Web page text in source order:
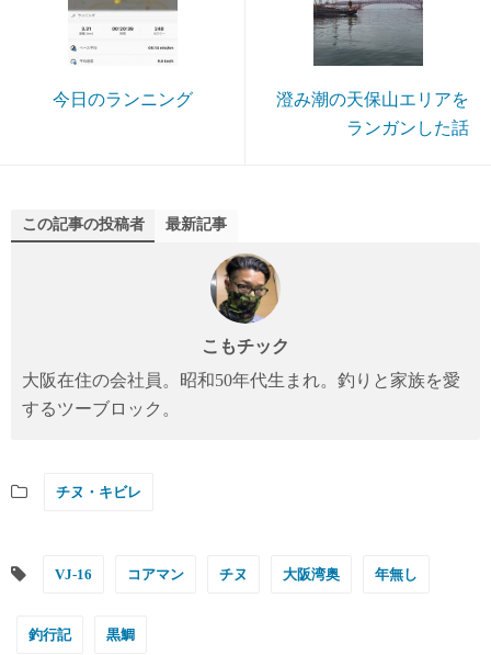
今日のランニング
澄み潮の天保山エリアを
ランガンした話
この記事の投稿者 最新記事
こもチック
大阪在住の会社員。昭和50年代生まれ。釣りと家族を愛
するツーブロック。
チヌ・キビレ
VJ-16 コアマン チヌ 大阪湾奥 年無し
釣行記 黒鯛